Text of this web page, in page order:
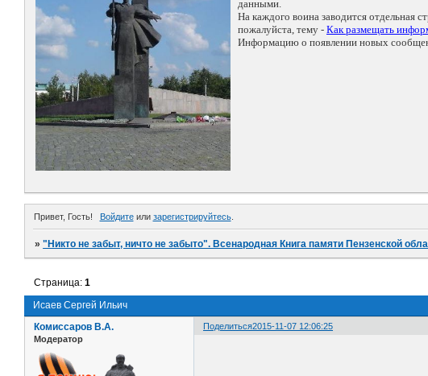
данными.
На каждого воина заводится отдельная
пожалуйста, тему - Как размещать
Информацию о появлении новых
Привет, Гость! Войдитеили зарегистрируйтесь.
»"Никто не забыт, ничто не забыто". Всенародная Книга памяти Пензенской
Исаев Сергей Ильич
Страница:1
Поделиться2015-11-07 12:06:25
Комиссаров В.А.
Модератор